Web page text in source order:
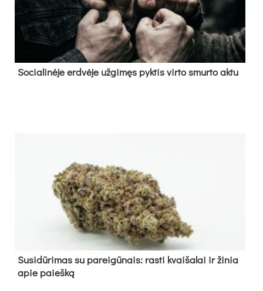
So­cia­li­nė­je erd­vė­je už­gi­męs pyk­tis vir­to smur­to ak­tu
Su­si­dū­ri­mas su pa­rei­gū­nais: ras­ti kvai­ša­lai ir ži­nia
apie paieš­ką